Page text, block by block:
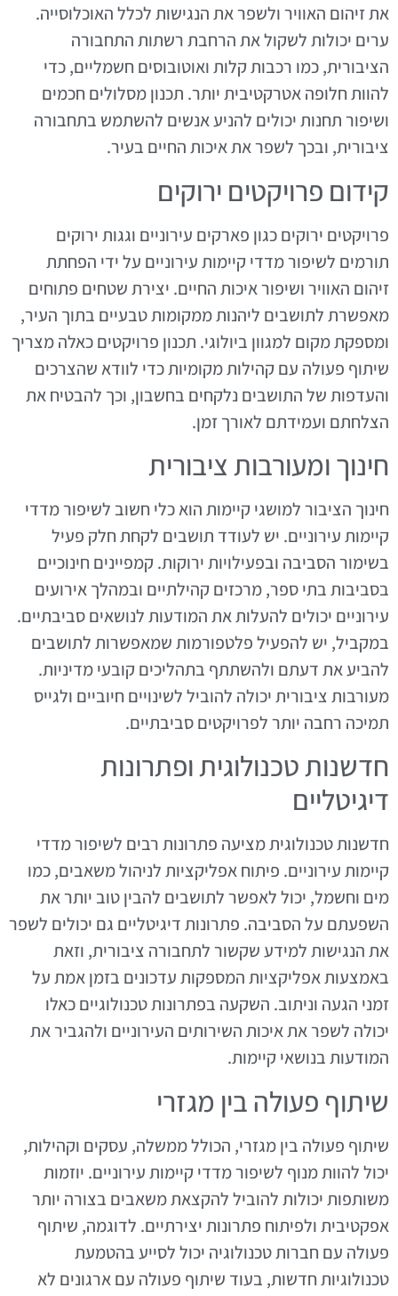
את זיהום האוויר ולשפר את הנגישות לכלל האוכלוסייה.
ערים יכולות לשקול את הרחבת רשתות התחבורה
הציבורית, כמו רכבות קלות ואוטובוסים חשמליים, כדי
להוות חלופה אטרקטיבית יותר. תכנון מסלולים חכמים
ושיפור תחנות יכולים להניע אנשים להשתמש בתחבורה
ציבורית, ובכך לשפר את איכות החיים בעיר.
קידום פרויקטים ירוקים
פרויקטים ירוקים כגון פארקים עירוניים וגגות ירוקים
תורמים לשיפור מדדי קיימות עירוניים על ידי הפחתת
זיהום האוויר ושיפור איכות החיים. יצירת שטחים פתוחים
מאפשרת לתושבים ליהנות ממקומות טבעיים בתוך העיר,
ומספקת מקום למגוון ביולוגי. תכנון פרויקטים כאלה מצריך
שיתוף פעולה עם קהילות מקומיות כדי לוודא שהצרכים
והעדפות של התושבים נלקחים בחשבון, וכך להבטיח את
הצלחתם ועמידתם לאורך זמן.
חינוך ומעורבות ציבורית
חינוך הציבור למושגי קיימות הוא כלי חשוב לשיפור מדדי
קיימות עירוניים. יש לעודד תושבים לקחת חלק פעיל
בשימור הסביבה ובפעילויות ירוקות. קמפיינים חינוכיים
בסביבות בתי ספר, מרכזים קהילתיים ובמהלך אירועים
עירוניים יכולים להעלות את המודעות לנושאים סביבתיים.
במקביל, יש להפעיל פלטפורמות שמאפשרות לתושבים
להביע את דעתם ולהשתתף בתהליכים קובעי מדיניות.
מעורבות ציבורית יכולה להוביל לשינויים חיוביים ולגייס
תמיכה רחבה יותר לפרויקטים סביבתיים.
חדשנות טכנולוגית ופתרונות
דיגיטליים
חדשנות טכנולוגית מציעה פתרונות רבים לשיפור מדדי
קיימות עירוניים. פיתוח אפליקציות לניהול משאבים, כמו
מים וחשמל, יכול לאפשר לתושבים להבין טוב יותר את
השפעתם על הסביבה. פתרונות דיגיטליים גם יכולים לשפר
את הנגישות למידע שקשור לתחבורה ציבורית, וזאת
באמצעות אפליקציות המספקות עדכונים בזמן אמת על
זמני הגעה וניתוב. השקעה בפתרונות טכנולוגיים כאלו
יכולה לשפר את איכות השירותים העירוניים ולהגביר את
המודעות בנושאי קיימות.
שיתוף פעולה בין מגזרי
שיתוף פעולה בין מגזרי, הכולל ממשלה, עסקים וקהילות,
יכול להוות מנוף לשיפור מדדי קיימות עירוניים. יוזמות
משותפות יכולות להוביל להקצאת משאבים בצורה יותר
אפקטיבית ולפיתוח פתרונות יצירתיים. לדוגמה, שיתוף
פעולה עם חברות טכנולוגיה יכול לסייע בהטמעת
טכנולוגיות חדשות, בעוד שיתוף פעולה עם ארגונים לא